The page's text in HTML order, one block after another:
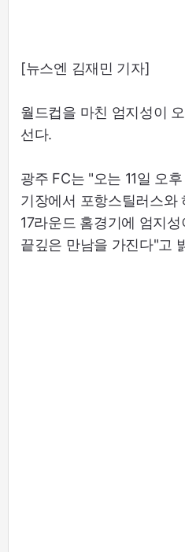
[뉴스엔 김재민 기자]
월드컵을 마친 엄지성이
선다.
광주 FC는 "오는 11일 오
기장에서 포항스틸러스와
17라운드 홈경기에 엄지
끝깊은 만남을 가진다"고